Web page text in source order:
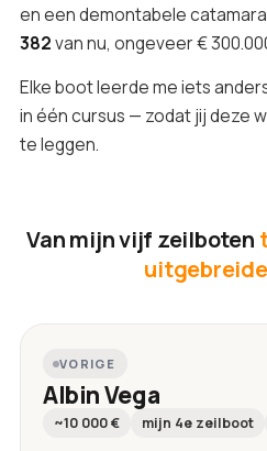
en een demontabele
382van nu, ongeveer €
Elke boot leerde me iets
in één cursus — zodat jij deze
te leggen.
Van mijn vijf zeilboten
VORIGE
Albin Vega
~10 000 € mijn 4e zeilboot